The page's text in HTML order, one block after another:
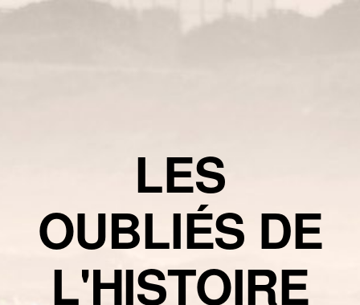
LES
OUBLIÉS DE
L'HISTOIRE